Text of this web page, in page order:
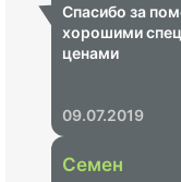
Спасибо за
хорошими
ценами
09.07.2019
Семен